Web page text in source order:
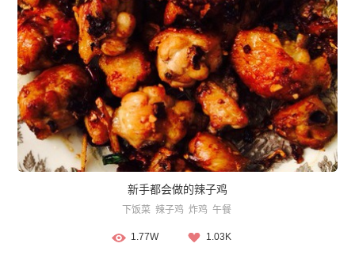
新手都会做的辣子鸡
下饭菜 辣子鸡 炸鸡 午餐
1.77W 1.03K